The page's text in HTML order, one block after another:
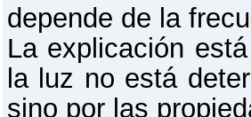
depende de la
La explicación
la luz no está
sino por las